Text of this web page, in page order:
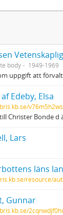
body 1949-1969
uppgift att
Edeby, Elsa
Christer Bonde d
Lars
läns
resource/
Gunnar